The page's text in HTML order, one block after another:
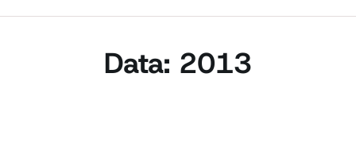
Data: 2013